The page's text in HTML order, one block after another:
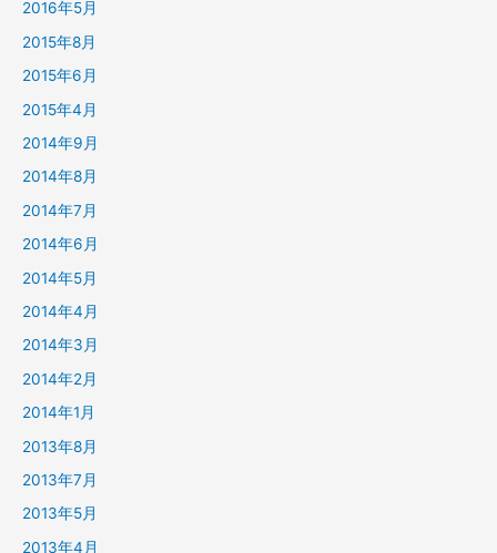
2016年5月
2015年8月
2015年6月
2015年4月
2014年9月
2014年8月
2014年7月
2014年6月
2014年5月
2014年4月
2014年3月
2014年2月
2014年1月
2013年8月
2013年7月
2013年5月
2013年4月